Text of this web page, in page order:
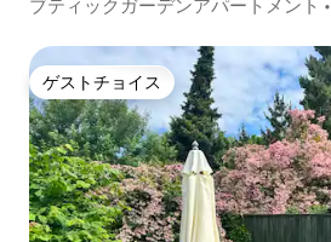
ブティックガーデンアパートメント
ゲストチョイス
ゲストチョイス